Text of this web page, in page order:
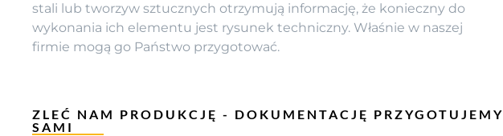
stali lub tworzyw sztucznych otrzymują informację, że konieczny do
wykonania ich elementu jest rysunek techniczny. Właśnie w naszej
firmie mogą go Państwo przygotować.
ZLEĆ NAM PRODUKCJĘ - DOKUMENTACJĘ PRZYGOTUJEMY
SAMI